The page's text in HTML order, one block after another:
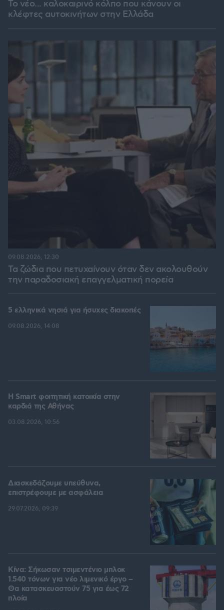
Το νέο... καλοκαιρινό κόλπο που κάνουν οι
κλέφτες αυτοκινήτων στην Ελλάδα
Τα ζώδια που πετυχαίνουν όταν δεν ακολουθούν
την παραδοσιακή επαγγελματική πορεία
09.08.2026, 12:30
5 ελληνικά νησιά για ήσυχες διακοπές
09.08.2026, 14:08
Η Smart φοιτητική κατοικία στην
καρδιά της Αθήνας
03.08.2026, 10:56
Διασκεδάζουμε υπεύθυνα,
επιστρέφουμε με ασφάλεια
29.07.2026, 09:39
Κίνα: Σήκωσαν τσιμεντένιο μπλοκ
1.540 τόνων για νέο λιμενικό έργο –
Θα κατασκευαστούν 75 για έως 72
πλοία